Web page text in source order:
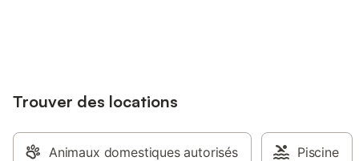
Trouver des locations
Animaux domestiques autorisés Piscine